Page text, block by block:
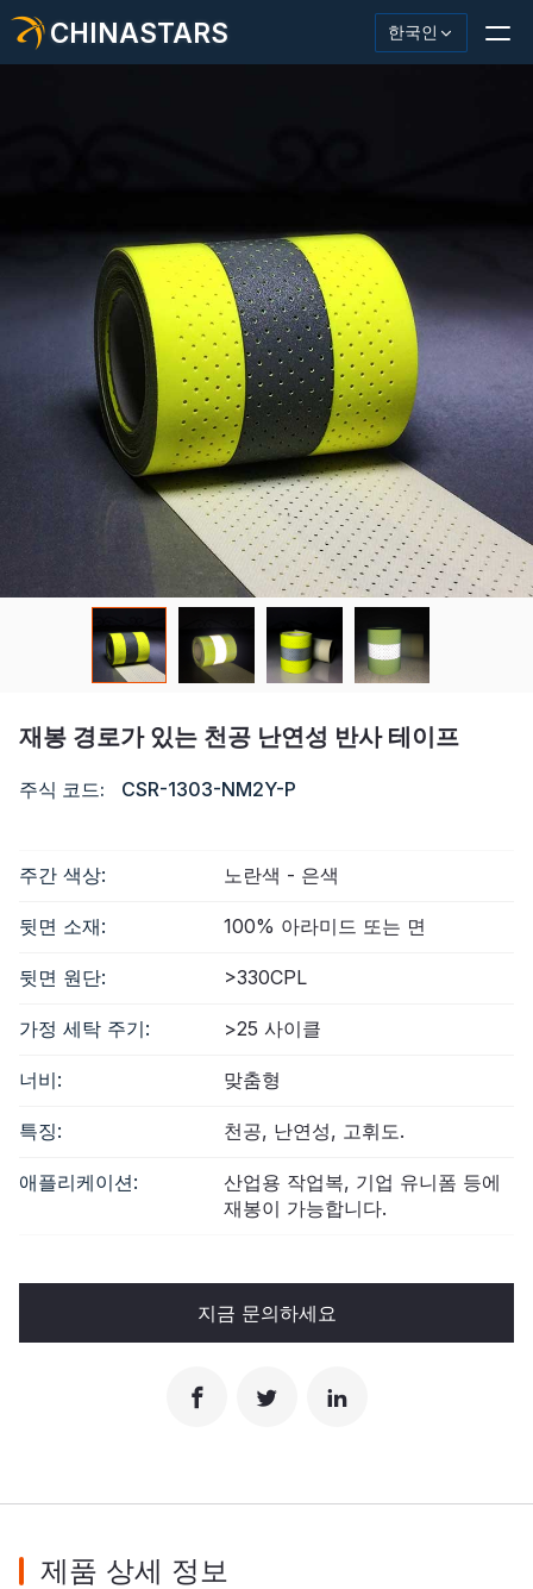
CHINASTARS 한국인
패션 반사 직물
안전복
어둠 속에서 빛나는 소재
산업용 세척 트림
CHINASTARS 정보
연락하다
재봉 경로가 있는 천공 난연성 반사 테이프
주식 코드: CSR-1303-NM2Y-P
주간 색상: 노란색 - 은색
뒷면 소재: 100% 아라미드 또는 면
뒷면 원단: >330CPL
가정 세탁 주기: >25 사이클
너비: 맞춤형
특징: 천공, 난연성, 고휘도.
애플리케이션:
산업용 작업복, 기업 유니폼 등에
재봉이 가능합니다.
지금 문의하세요
제품 상세 정보